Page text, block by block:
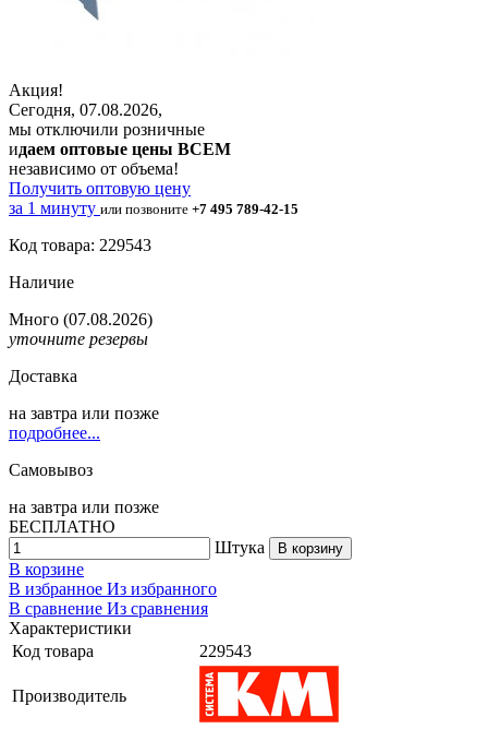
Акция!
Сегодня, 07.08.2026,
мы отключили розничные
идаем оптовые цены ВСЕМ
независимо от объема!
Получить оптовую цену
за 1 минуту или позвоните +7 495 789-42-15
Код товара: 229543
Наличие
Много (07.08.2026)
уточните резервы
Доставка
на завтра или позже
подробнее...
Самовывоз
на завтра или позже
БЕСПЛАТНО
Штука
В корзину
В корзине
В избранное Из избранного
В сравнение Из сравнения
Характеристики
Код товара
229543
Производитель